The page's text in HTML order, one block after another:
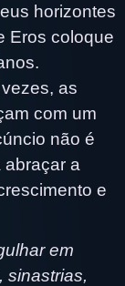
horizontes
Eros coloque
as
com um
não é
a
e
em
sinastrias,